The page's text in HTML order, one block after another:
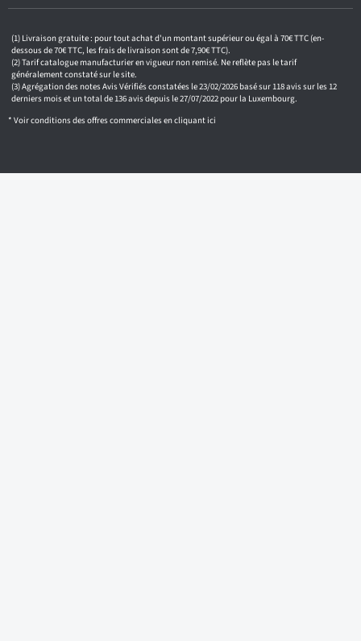
e
m
a
Livraison gratuite : pour tout achat d'un montant supérieur ou égal à 70€ TTC (en-
dessous de 70€ TTC, les frais de livraison sont de 7,90€ TTC).
Tarif catalogue manufacturier en vigueur non remisé. Ne reflète pas le tarif
généralement constaté sur le site.
Agrégation des notes Avis Vérifiés constatées le 23/02/2026 basé sur 118 avis sur les 12
derniers mois et un total de 136 avis depuis le 27/07/2022 pour la Luxembourg.
* Voir conditions des offres commerciales encliquant ici